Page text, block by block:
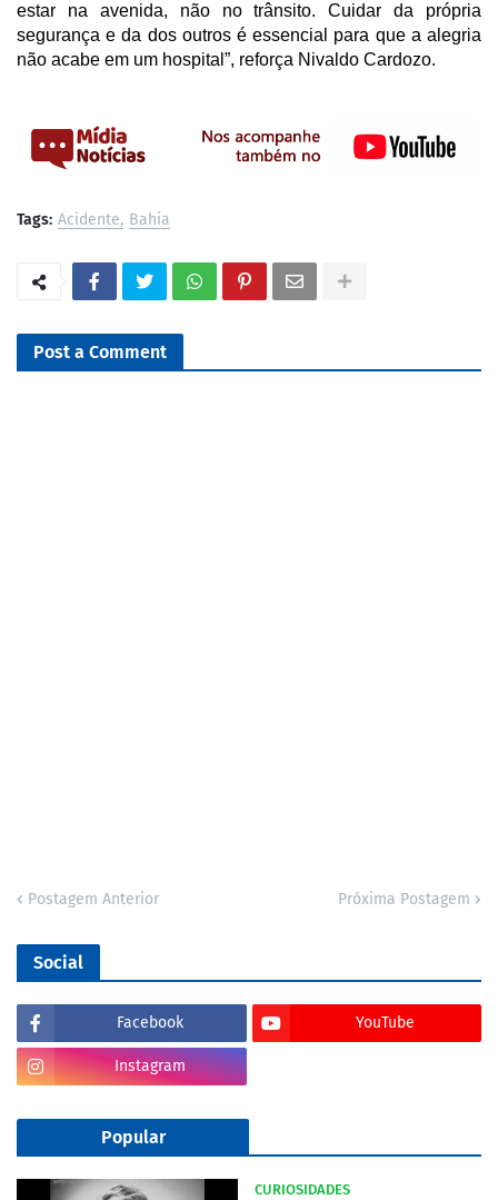
estar na avenida, não no trânsito. Cuidar da própria
segurança e da dos outros é essencial para que a alegria
não acabe em um hospital”, reforça Nivaldo Cardozo.
Tags: Acidente Bahia
Post a Comment
Postagem Anterior Próxima Postagem
Social
Facebook YouTube
Instagram
Popular
CURIOSIDADES